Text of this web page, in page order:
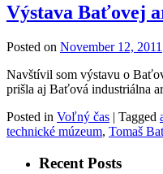
Výstava Baťovej
Posted on November 12, 2011
Navštívil som výstavu o
prišla aj Baťová industriálna
Posted in Voľný čas | Tagged
technické múzeum, Tomaš
Recent Posts